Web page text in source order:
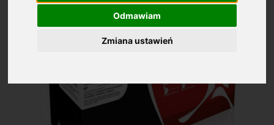
Odmawiam
Zmiana ustawień